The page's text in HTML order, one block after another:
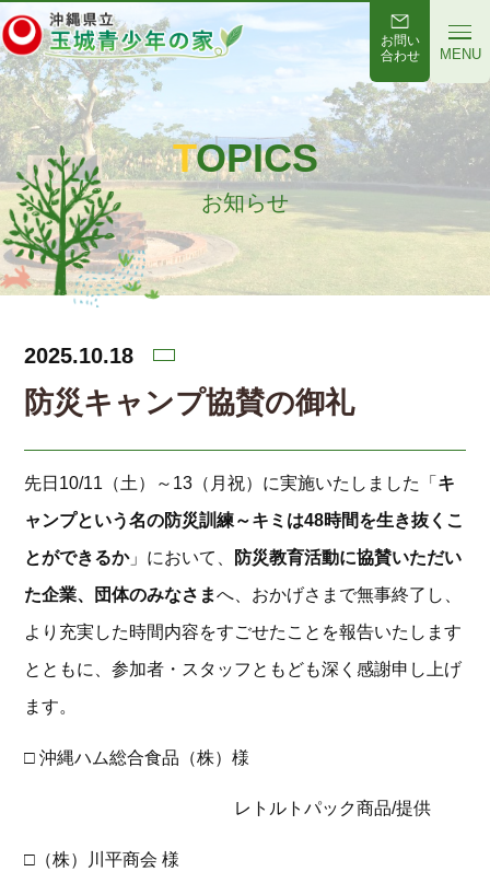
お問い
合わせ
MENU
TOPICS
お知らせ
防災キャンプ協賛の御礼
2025.10.18
先日10/11（土）～13（月祝）に実施いたしました「キ
ャンプという名の防災訓練～キミは48時間を生き抜くこ
とができるか」において、 防災教育活動に協賛いただい
た企業、団体のみなさまへ、おかげさまで無事終了し、
より充実した時間内容をすごせたことを報告いたします
とともに、参加者・スタッフともども深く感謝申し上げ
ます。
□ 沖縄ハム総合食品（株）様
レトルトパック商品/提供
□（株）川平商会 様